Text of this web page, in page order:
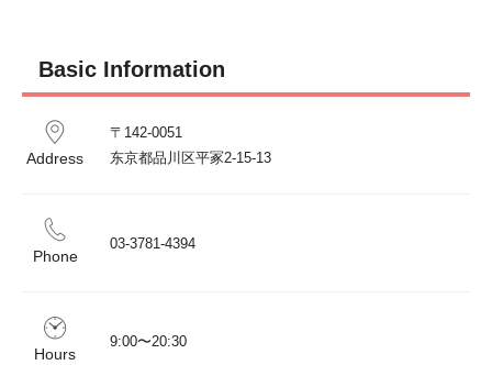
Basic Information
Address
〒142-0051
Phone
03-3781-4394
Hours
9:00〜20:30